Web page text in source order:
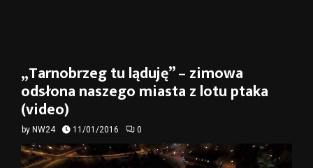
„Tarnobrzeg tu ląduję” – zimowa
odsłona naszego miasta z lotu ptaka
(video)
by NW24 11/01/2016 0